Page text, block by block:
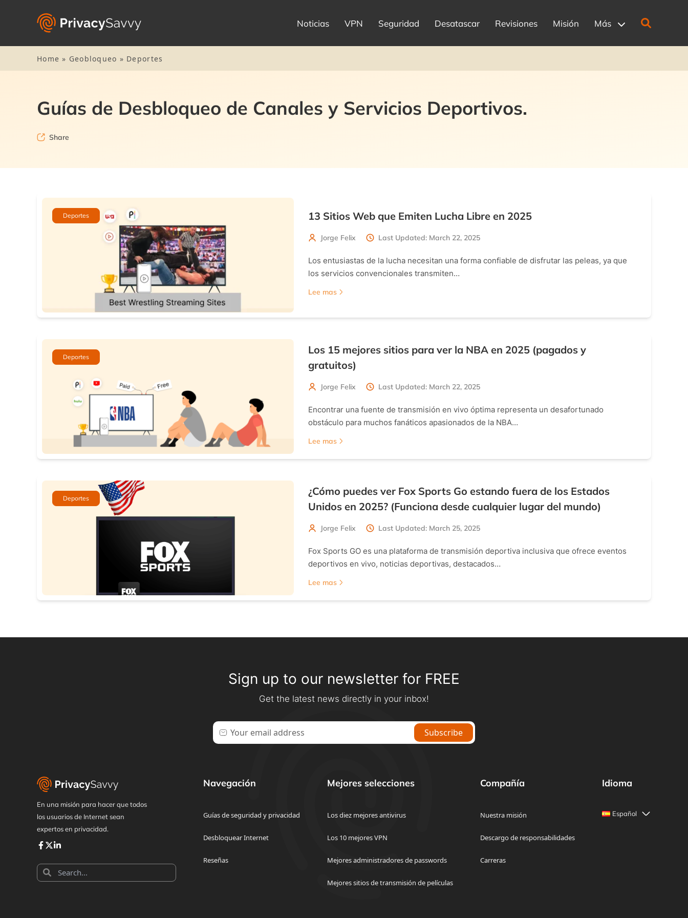
Noticias VPN Seguridad Desatascar Revisiones Misión Más
Home » Geobloqueo » Deportes
Guías de Desbloqueo de Canales y Servicios Deportivos.
Share
Deportes 13 Sitios Web que Emiten Lucha Libre en 2025
Jorge Felix Last Updated: March 22, 2025
Los entusiastas de la lucha necesitan una forma confiable de disfrutar las peleas, ya que
los servicios convencionales transmiten…
Lee mas
Deportes
Los 15 mejores sitios para ver la NBA en 2025 (pagados y
gratuitos)
Jorge Felix Last Updated: March 22, 2025
Encontrar una fuente de transmisión en vivo óptima representa un desafortunado
obstáculo para muchos fanáticos apasionados de la NBA…
Lee mas
Deportes
¿Cómo puedes ver Fox Sports Go estando fuera de los Estados
Unidos en 2025? (Funciona desde cualquier lugar del mundo)
Jorge Felix Last Updated: March 25, 2025
Fox Sports GO es una plataforma de transmisión deportiva inclusiva que ofrece eventos
deportivos en vivo, noticias deportivas, destacados…
Lee mas
Sign up to our newsletter for FREE
Get the latest news directly in your inbox!
En una misión para hacer que todos
los usuarios de Internet sean
expertos en privacidad.
Navegación
Guías de seguridad y privacidad
Desbloquear Internet
Reseñas
Mejores selecciones
Los diez mejores antivirus
Los 10 mejores VPN
Mejores administradores de passwords
Mejores sitios de transmisión de películas
Compañía
Nuestra misión
Descargo de responsabilidades
Carreras
Idioma
Español